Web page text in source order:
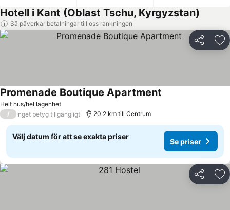
Hotell i Kant (Oblast Tschu, Kyrgyzstan)
Så påverkar betalningar till oss rankningen
Dela
Helt hus/hel lägenhet
Promenade Boutique Apartment
/ Inget betyg tillgängligt 20.2 km till Centrum
Välj datum för att se exakta priser
Se priser
Dela